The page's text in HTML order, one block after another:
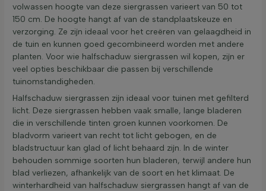
volwassen hoogte van deze siergrassen varieert van 50 tot
150 cm. De hoogte hangt af van de standplaatskeuze en
verzorging. Ze zijn ideaal voor het creëren van gelaagdheid in
de tuin en kunnen goed gecombineerd worden met andere
planten. Voor wie halfschaduw siergrassen wil kopen, zijn er
veel opties beschikbaar die passen bij verschillende
tuinomstandigheden.
Halfschaduw siergrassen zijn ideaal voor tuinen met gefilterd
licht. Deze siergrassen hebben vaak smalle, lange bladeren
die in verschillende tinten groen kunnen voorkomen. De
bladvorm varieert van recht tot licht gebogen, en de
bladstructuur kan glad of licht behaard zijn. In de winter
behouden sommige soorten hun bladeren, terwijl andere hun
blad verliezen, afhankelijk van de soort en het klimaat. De
winterhardheid van halfschaduw siergrassen hangt af van de